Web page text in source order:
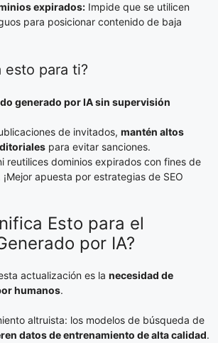
expirados: Impide que se utilicen
para posicionar contenido de baja
esto para ti?
generado por IA sin supervisión
de invitados, mantén altos
para evitar sanciones.
reutilices dominios expirados con fines de
apuesta por estrategias de SEO
Esto para el
por IA?
actualización es la necesidad de
humanos.
altruista: los modelos de búsqueda de
datos de entrenamiento de alta calidad.